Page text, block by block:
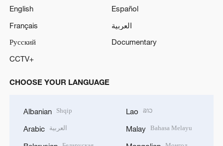
English
Español
Français
العربية
Русский
Documentary
CCTV+
CHOOSE YOUR LANGUAGE
Albanian Shqip
Arabic العربية
Lao ລາວ
Malay Bahasa Melayu